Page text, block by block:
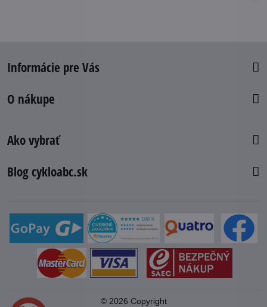
Informácie pre Vás
O nákupe
Ako vybrať
Blog cykloabc.sk
© 2026 Copyright